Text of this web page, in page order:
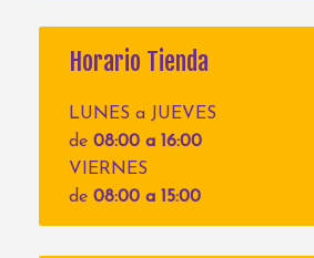
Horario Tienda
LUNES a JUEVES
de 08:00 a 16:00
VIERNES
de 08:00 a 15:00